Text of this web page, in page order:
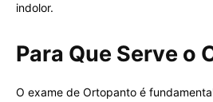
indolor.
Para Que Serve o
O exame de Ortopanto é